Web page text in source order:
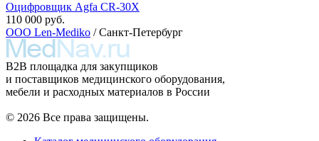
Оцифровщик Agfa CR-30X
110 000 руб.
ООО Len-Mediko / Санкт-Петербург
B2B площадка для закупщиков
и поставщиков медицинского оборудования,
мебели и расходных материалов в России
© 2026 Все права защищены.